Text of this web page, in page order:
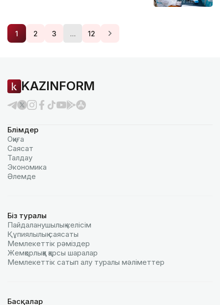
1 2 3 … 12
KAZINFORM
Бөлімдер
Оқиға
Саясат
Талдау
Экономика
Әлемде
Біз туралы
Пайдаланушылық келiciм
Құпиялылық саясаты
Мемлекеттік рәміздер
Жемқорлыққа қарсы шаралар
Мемлекеттік сатып алу туралы мәлiметтер
Басқалар